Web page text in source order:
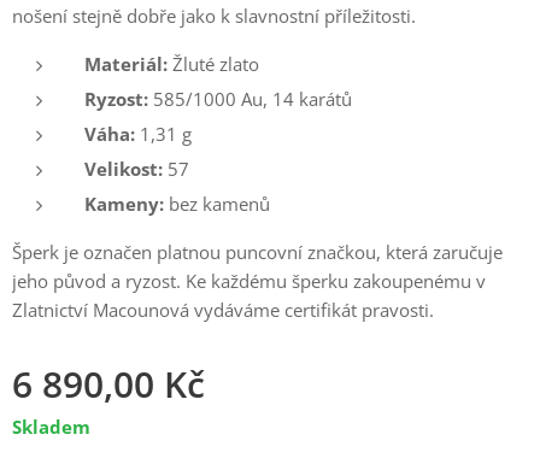
nošení stejně dobře jako k slavnostní příležitosti.
Materiál: Žluté zlato
Ryzost: 585/1000 Au, 14 karátů
Váha: 1,31 g
Velikost: 57
Kameny: bez kamenů
Šperk je označen platnou puncovní značkou, která zaručuje
jeho původ a ryzost. Ke každému šperku zakoupenému v
Zlatnictví Macounová vydáváme certifikát pravosti.
6 890,00 Kč
Skladem